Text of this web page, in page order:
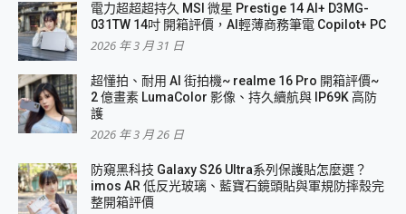
電力超超超持久 MSI 微星 Prestige 14 AI+ D3MG-
031TW 14吋 開箱評價，AI輕薄商務筆電 Copilot+ PC
2026 年 3 月 31 日
超懂拍、耐用 AI 街拍機~ realme 16 Pro 開箱評價~
2 億畫素 LumaColor 影像、持久續航與 IP69K 高防
護
2026 年 3 月 26 日
防窺黑科技 Galaxy S26 Ultra系列保護貼怎麼選？
imos AR 低反光玻璃、藍寶石鏡頭貼與軍規防摔殼完
整開箱評價